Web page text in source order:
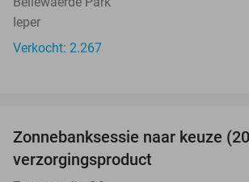
Ieper
Verkocht: 2.267
Zonnebanksessie naar keuze
verzorgingsproduct